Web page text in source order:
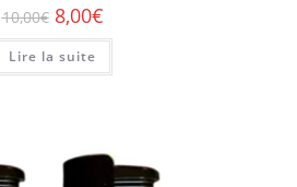
10,00€ 8,00€
Lire la suite